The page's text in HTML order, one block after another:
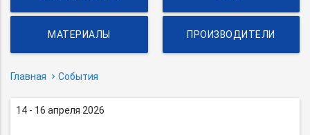
МАТЕРИАЛЫ ПРОИЗВОДИТЕЛИ
Главная События
14 - 16 апреля 2026